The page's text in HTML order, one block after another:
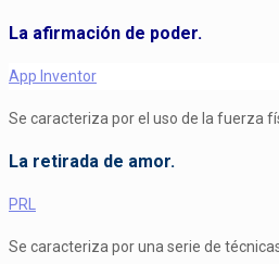
La afirmación de poder.
App Inventor
Se caracteriza por el uso de la fuerza
La retirada de amor.
PRL
Se caracteriza por una serie de